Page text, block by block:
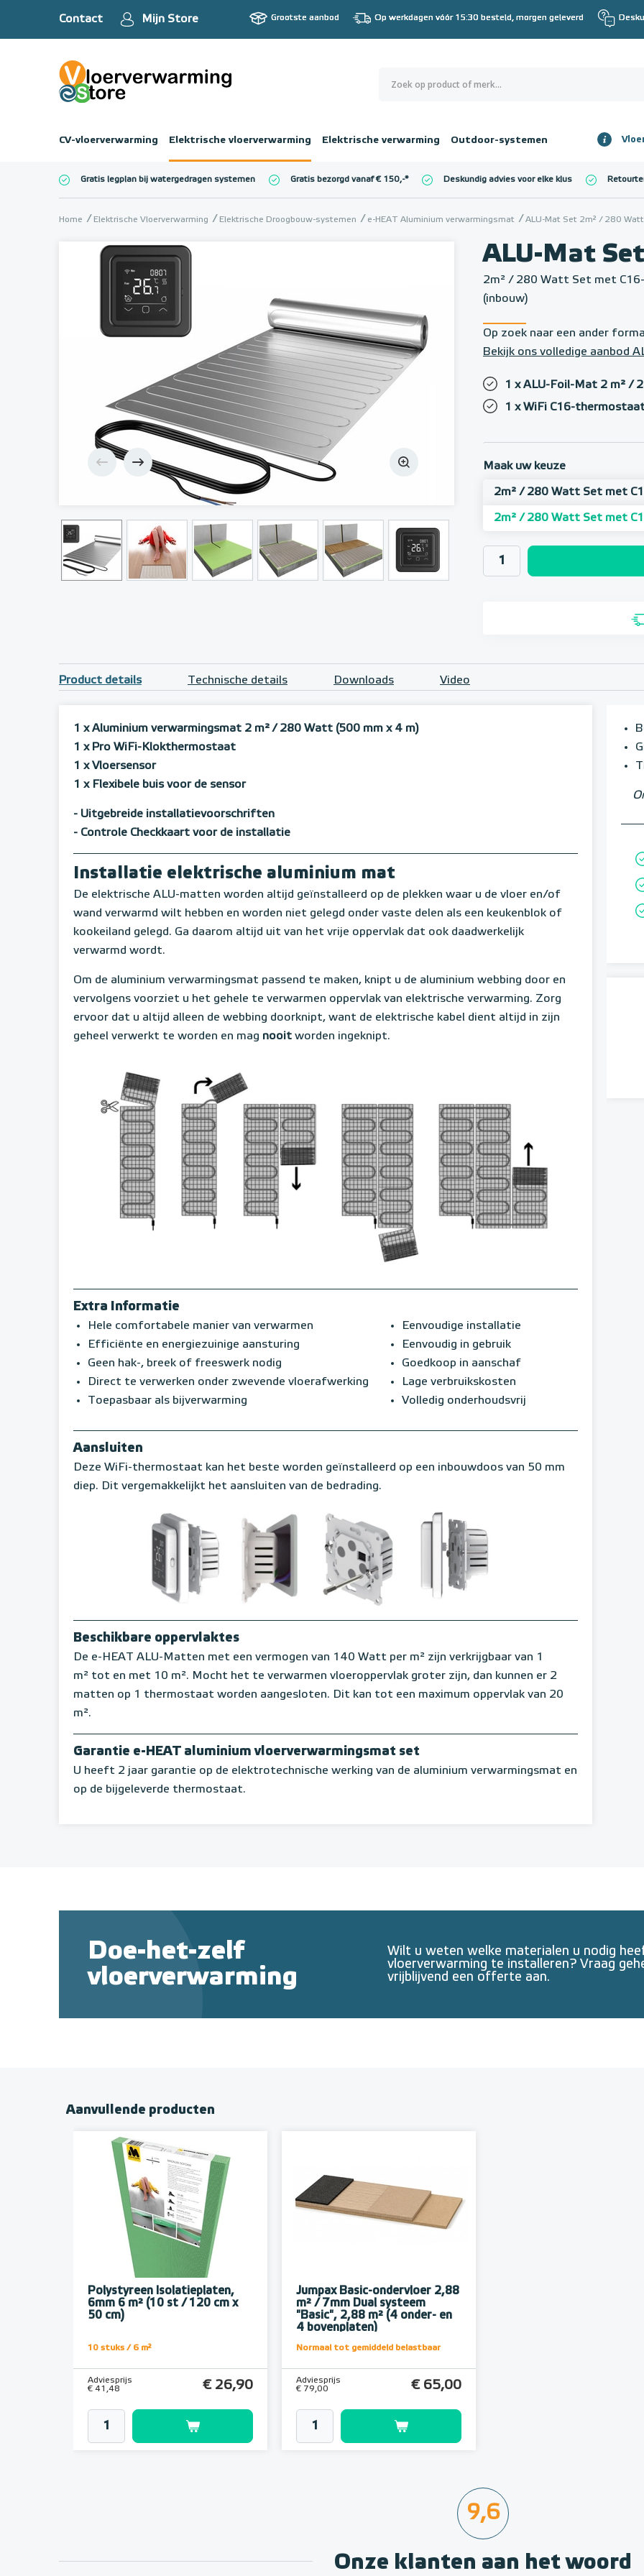
Contact Mijn Store Grootste aanbod Op werkdagen vóór 15:30 besteld, morgen geleverd
CV-vloerverwarming Elektrische vloerverwarming Elektrische verwarming Outdoor-systemen
€ 0,00
Gratis legplan bij watergedragen systemen Gratis bezorgd vanaf € 150,-* Deskundig advies voor elke klus
Home Elektrische Vloerverwarming Elektrische Droogbouw-systemen e-HEAT Aluminium verwarmingsmat ALU-Mat Set 2m² / 280
ALU-Mat Set
2m² / 280 Watt Set met
(inbouw)
Op zoek naar een ander
Bekijk ons volledige aanbod
1 x ALU-Foil-Mat 2 m² /
1 x WiFi C16-
Maak uw keuze
2m² / 280 Watt Set met
2m² / 280 Watt Set met
Product details Technische details Downloads Video
1 x Aluminium verwarmingsmat 2 m²/ 280 Watt (500 mm x 4 m)
1 x Pro WiFi-Klokthermostaat
1 x Vloersensor
1 x Flexibele buis voor de sensor
- Uitgebreide installatievoorschriften
- Controle Checkkaart voor de installatie
Installatie elektrische aluminium mat
De elektrische ALU-matten worden altijd geïnstalleerd op de plekken waar u de vloer en/of
wand verwarmd wilt hebben en worden niet gelegd onder vaste delen als een keukenblok of
kookeiland gelegd. Ga daarom altijd uit van het vrije oppervlak dat ook daadwerkelijk
verwarmd wordt.
Om de aluminium verwarmingsmat passend te maken, knipt u de aluminium webbing door en
vervolgens voorziet u het gehele te verwarmen oppervlak van elektrische verwarming. Zorg
ervoor dat u altijd alleen de webbing doorknipt, want de elektrische kabel dient altijd in zijn
geheel verwerkt te worden en mag nooit worden ingeknipt.
Extra Informatie
Hele comfortabele manier van verwarmen
Efficiënte en energiezuinige aansturing
Geen hak-, breek of freeswerk nodig
Direct te verwerken onder zwevende vloerafwerking
Toepasbaar als bijverwarming
Eenvoudige installatie
Eenvoudig in gebruik
Goedkoop in aanschaf
Lage verbruikskosten
Volledig onderhoudsvrij
Aansluiten
Deze WiFi-thermostaat kan het beste worden geïnstalleerd op een inbouwdoos van 50 mm
diep. Dit vergemakkelijkt het aansluiten van de bedrading.
Beschikbare oppervlaktes
De e-HEAT ALU-Matten met een vermogen van 140 Watt per m² zijn verkrijgbaar van 1
m² tot en met 10 m². Mocht het te verwarmen vloeroppervlak groter zijn, dan kunnen er 2
matten op 1 thermostaat worden aangesloten. Dit kan tot een maximum oppervlak van 20
m².
Garantie e-HEAT aluminium vloerverwarmingsmat set
U heeft 2 jaar garantie op de elektrotechnische werking van de aluminium verwarmingsmat en
op de bijgeleverde thermostaat.
Doe-het-zelf
vloerverwarming
Wilt u weten welke materialen u nodig
vloerverwarming te installeren? Vraag
vrijblijvend een offerte aan.
Aanvullende producten
Polystyreen Isolatieplaten,
6mm 6 m² (10 st / 120 cm x
50 cm)
10 stuks / 6 m²
Adviesprijs
€ 41,48
€ 26,90
Jumpax Basic-ondervloer 2,88
m² / 7mm Dual systeem
"Basic", 2,88 m² (4 onder- en
4 bovenplaten)
Normaal tot gemiddeld belastbaar
Adviesprijs
€ 79,00
€ 65,00
9,6
Onze klanten aan het woord